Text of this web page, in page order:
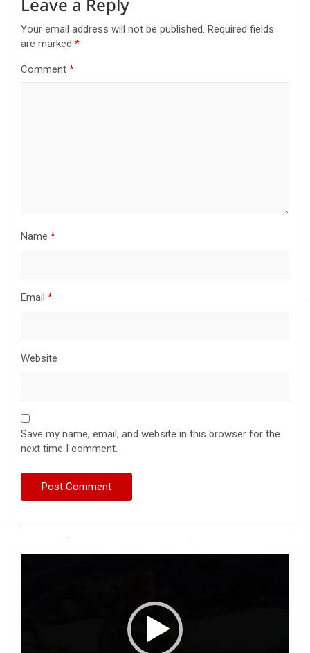
Leave a Reply
Your email address will not be published. Required fields
are marked *
Comment *
Name *
Email *
Website
Save my name, email, and website in this browser for the
next time I comment.